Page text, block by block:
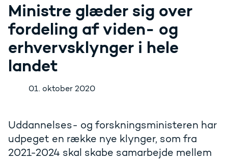
Ministre glæder sig over
fordeling af viden- og
erhvervsklynger i hele
landet
01. oktober 2020
Uddannelses- og forskningsministeren har
udpeget en række nye klynger, som fra
2021-2024 skal skabe samarbejde mellem